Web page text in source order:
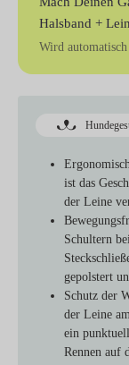
Halsband +
Wird automatisch
ist das
der Leine
Schultern
gepolstert
Schutz der
der Leine
ein
Rennen auf